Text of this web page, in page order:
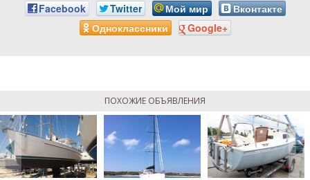
Facebook Twitter Мой мир
Вконтакте
Одноклассники
Google+
ПОХОЖИЕ ОБЪЯВЛЕНИЯ